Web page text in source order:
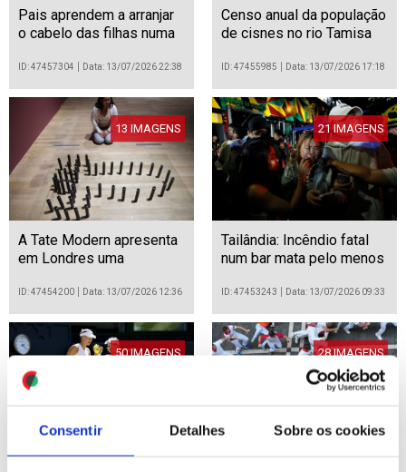
Consentir Detalhes Sobre os cookies
Pais aprendem a arranjar
o cabelo das filhas numa
ID: 47457304 Data: 13/07/2026 22:38
Censo anual da população
de cisnes no rio Tamisa
ID: 47455985 Data: 13/07/2026 17:18
13 IMAGENS
A Tate Modern apresenta
em Londres uma
Mendieta
ID: 47454200 Data: 13/07/2026 12:36
21 IMAGENS
Tailândia: Incêndio fatal
num bar mata pelo menos
Banguecoque
ID: 47453243 Data: 13/07/2026 09:33
50 IMAGENS 28 IMAGENS